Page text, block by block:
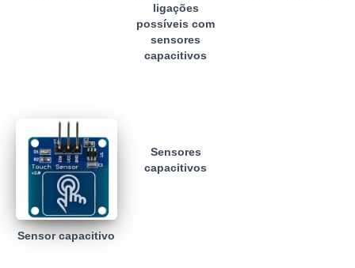
ligações
possíveis com
sensores
capacitivos
Sensor capacitivo
Sensores
capacitivos